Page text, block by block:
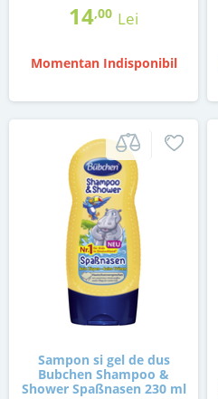
14,00 Lei
Momentan Indisponibil
Sampon si gel de dus
Bubchen Shampoo &
Shower Spaßnasen 230 ml